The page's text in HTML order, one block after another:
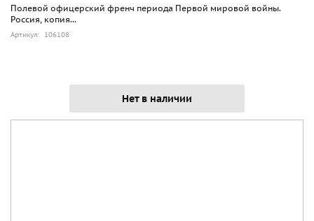
Полевой офицерский френч периода Первой мировой войны.
Россия, копия...
Артикул: 106108
Нет в наличии